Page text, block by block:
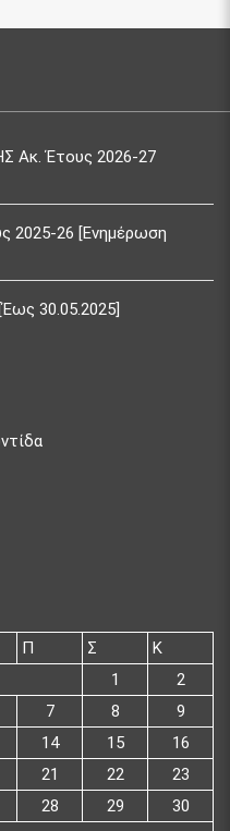
Ακ. Έτους 2026-27
2025-26 [Ενημέρωση
30.05.2025]
Π Σ
Κ
1
2
7 8
9
14 15
16
21 22
23
28 29
30